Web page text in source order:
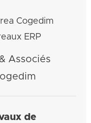
Cogedim
ERP
Associés
de